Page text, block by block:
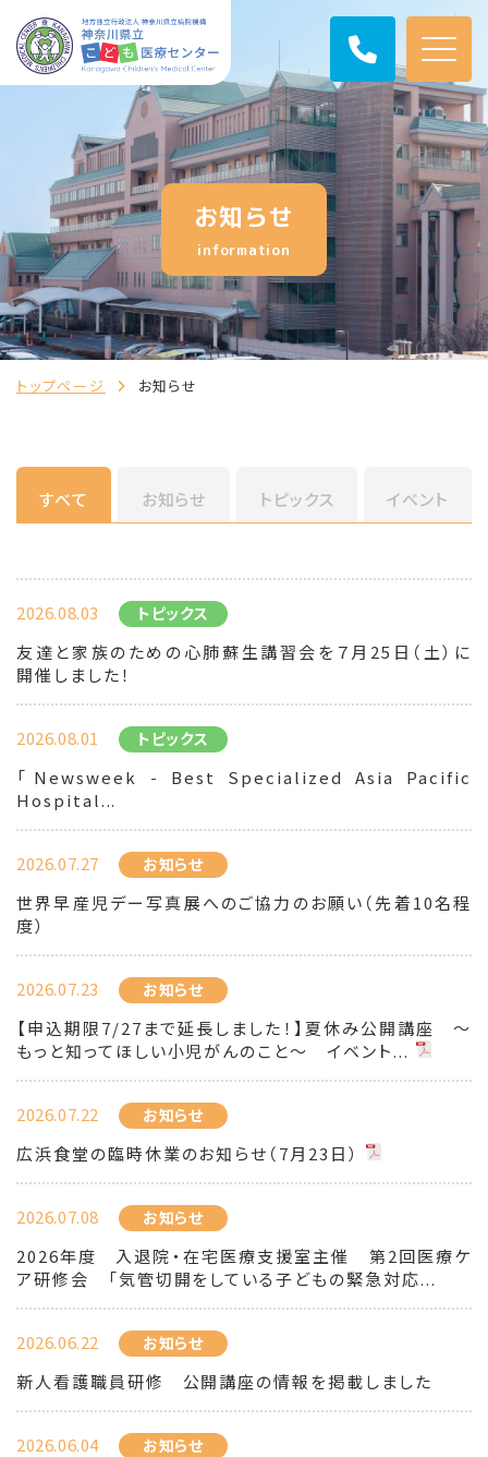
お知らせ
information
トップページ お知らせ
すべて お知らせ トピックス イベント
2026.08.03 トピックス
友達と家族のための心肺蘇生講習会を７月25日（土）に
開催しました！
2026.08.01 トピックス
「Newsweek - Best Specialized Asia Pacific
Hospital...
2026.07.27 お知らせ
世界早産児デー写真展へのご協力のお願い（先着10名程
度）
2026.07.23 お知らせ
【申込期限7/27まで延長しました！】夏休み公開講座 ～
もっと知ってほしい小児がんのこと～ イベント...
2026.07.22 お知らせ
広浜食堂の臨時休業のお知らせ（7月23日）
2026.07.08 お知らせ
2026年度 入退院・在宅医療支援室主催 第2回医療ケ
ア研修会 「気管切開をしている子どもの緊急対応...
2026.06.22 お知らせ
新人看護職員研修 公開講座の情報を掲載しました
2026.06.04 お知らせ